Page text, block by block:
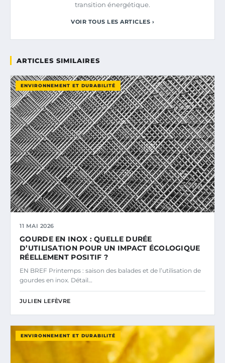
transition énergétique.
VOIR TOUS LES ARTICLES ›
ARTICLES SIMILAIRES
ENVIRONNEMENT ET DURABILITÉ
11 MAI 2026
GOURDE EN INOX : QUELLE DURÉE
D’UTILISATION POUR UN IMPACT ÉCOLOGIQUE
RÉELLEMENT POSITIF ?
EN BREF Printemps : saison des balades et de l’utilisation de
gourdes en inox. Détail…
JULIEN LEFÈVRE
ENVIRONNEMENT ET DURABILITÉ